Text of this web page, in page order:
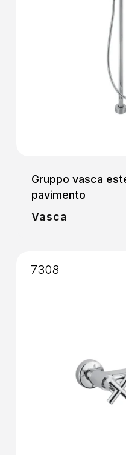
Gruppo vasca
pavimento
Vasca
7308